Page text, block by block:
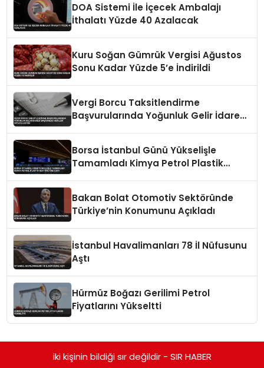
DOA Sistemi İle İçecek Ambalajı
İthalatı Yüzde 40 Azalacak
Kuru Soğan Gümrük Vergisi Ağustos
Sonu Kadar Yüzde 5’e İndirildi
Vergi Borcu Taksitlendirme
Başvurularında Yoğunluk Gelir İdaresi
Borsa İstanbul Günü Yükselişle
Tamamladı Kimya Petrol Plastik
Bakan Bolat Otomotiv Sektöründe
Türkiye’nin Konumunu Açıkladı
İstanbul Havalimanları 78 İl Nüfusunu
Aştı
Hürmüz Boğazı Gerilimi Petrol
Fiyatlarını Yükseltti
iki kişinin bildiği sır değildir - SIR HABER